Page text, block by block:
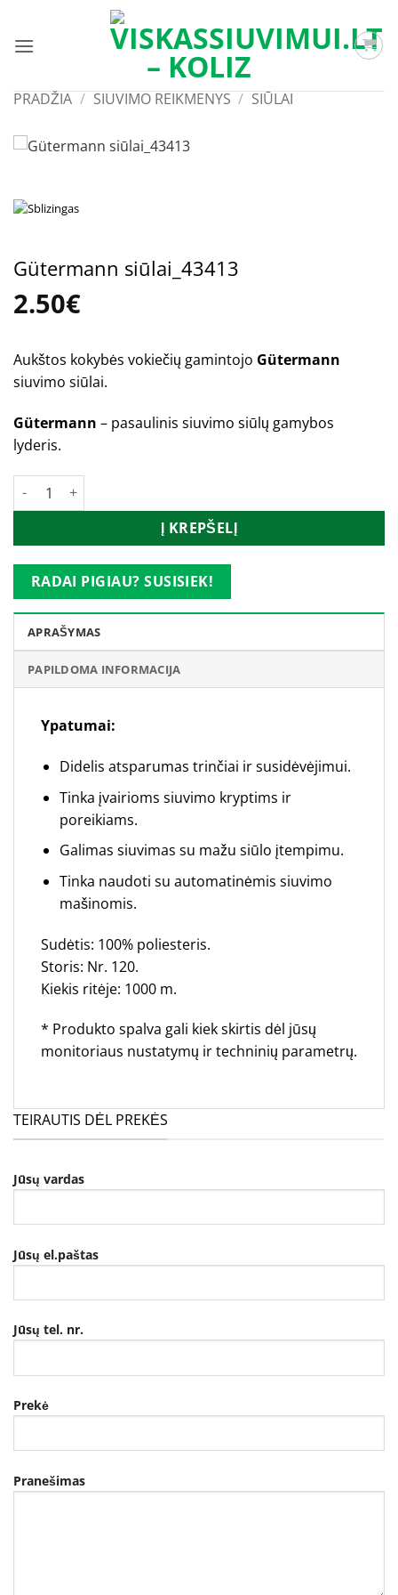
content
PRADŽIA / SIUVIMO REIKMENYS / SIŪLAI
Gütermann siūlai_43413
2.50€
Aukštos kokybės vokiečių gamintojo Gütermann
siuvimo siūlai.
Gütermann – pasaulinis siuvimo siūlų gamybos
lyderis.
produkto kiekis: Gütermann siūlai_43413
Į KREPŠELĮ
RADAI PIGIAU? SUSISIEK!
APRAŠYMAS
PAPILDOMA INFORMACIJA
Ypatumai:
Didelis atsparumas trinčiai ir susidėvėjimui.
Tinka įvairioms siuvimo kryptims ir
poreikiams.
Galimas siuvimas su mažu siūlo įtempimu.
Tinka naudoti su automatinėmis siuvimo
mašinomis.
Sudėtis: 100% poliesteris.
Storis: Nr. 120.
Kiekis ritėje: 1000 m.
* Produkto spalva gali kiek skirtis dėl jūsų
monitoriaus nustatymų ir techninių parametrų.
TEIRAUTIS DĖL PREKĖS
Jūsų vardas
Jūsų el.paštas
Jūsų tel. nr.
Prekė
Pranešimas